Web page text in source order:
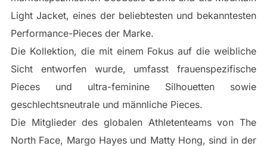
Light Jacket, eines der beliebtesten und bekanntesten
Performance-Pieces der Marke.
Die Kollektion, die mit einem Fokus auf die weibliche
Sicht entworfen wurde, umfasst frauenspezifische
Pieces und ultra-feminine Silhouetten sowie
geschlechtsneutrale und männliche Pieces.
Die Mitglieder des globalen Athletenteams von The
North Face, Margo Hayes und Matty Hong, sind in der